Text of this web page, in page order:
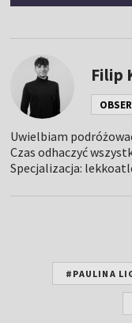
Filip
Uwielbiam
Czas odhaczyć
Specjalizacja:
#PAULINA